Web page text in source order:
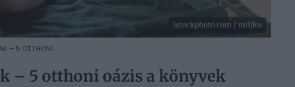
istockphoto.com / miljko
– 5 OTTHONI...
– 5 otthoni oázis a könyvek